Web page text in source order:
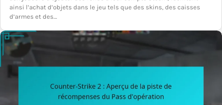
ainsi l’achat d’objets dans le jeu tels que des skins, des caisses
d’armes et des…